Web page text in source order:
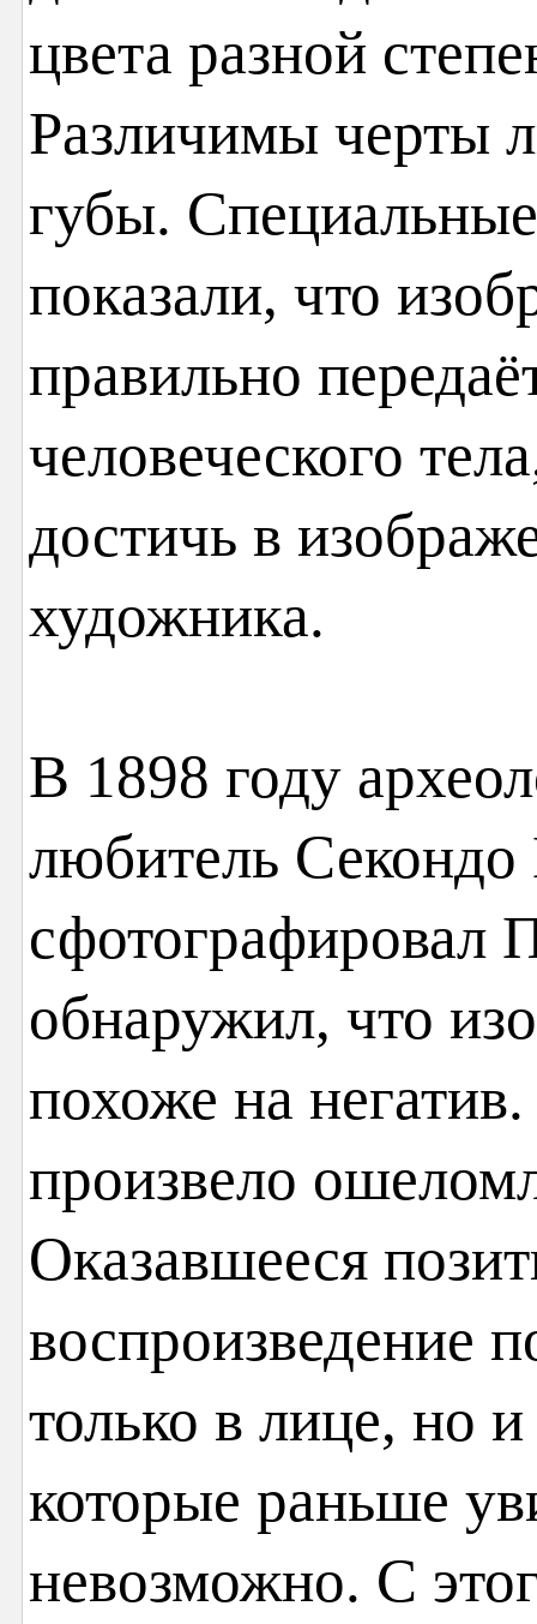
цвета разной
Различимы черты
губы.
показали, что
правильно
человеческого
достичь в
художника.
В 1898 году
любитель
сфотографировал
обнаружил, что
похоже на
произвело
Оказавшееся
воспроизведение
только в лице, но
которые раньше
невозможно. С